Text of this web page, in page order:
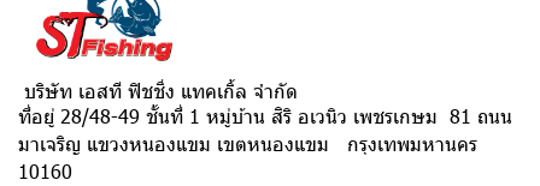
บริษัท เอสที ฟิชชิ่ง แทคเกิ้ล จำกัด
ที่อยู่ 28/48-49 ชั้นที่ 1 หมู่บ้าน สิริ อเวนิว เพชรเกษม 81 ถนน
มาเจริญ แขวงหนองแขม เขตหนองแขม กรุงเทพมหานคร
10160